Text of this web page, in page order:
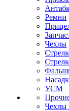
Ремни
Чехлы
УСМ
Чехлы